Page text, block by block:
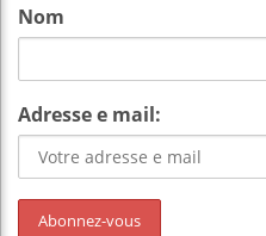
Nom
Adresse e mail: